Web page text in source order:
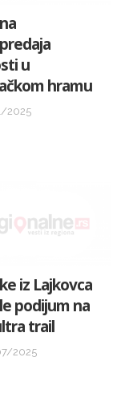
u
hramu
2025
iz Lajkovca
podijum na
trail
2025